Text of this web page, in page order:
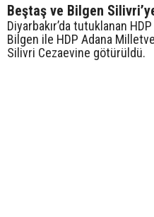
Beştaş ve Bilgen
Diyarbakır’da tutuklanan
Bilgen ile HDP Adana
Silivri Cezaevine götürüldü.